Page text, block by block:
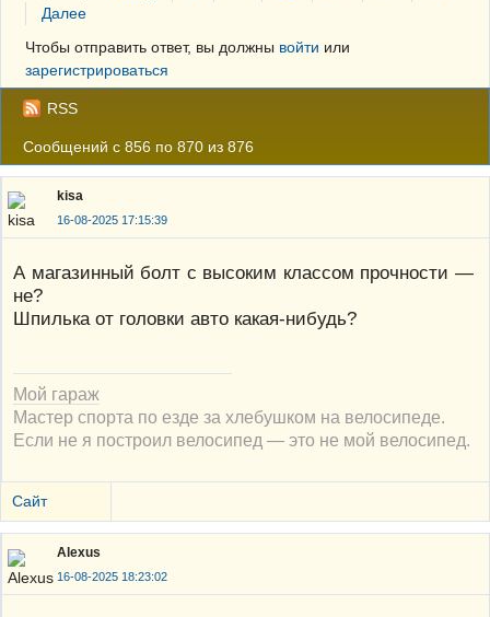
Далее
Чтобы отправить ответ, вы должны войти или
зарегистрироваться
RSS
Сообщений с 856 по 870 из 876
kisa
16-08-2025 17:15:39
А магазинный болт с высоким классом прочности —
не?
Шпилька от головки авто какая-нибудь?
Мой гараж
Мастер спорта по езде за хлебушком на велосипеде.
Если не я построил велосипед — это не мой велосипед.
Сайт
Alexus
16-08-2025 18:23:02